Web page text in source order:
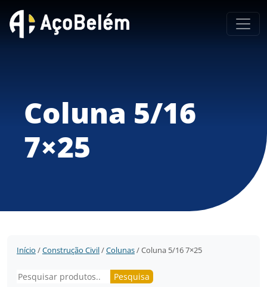
Coluna 5/16
7×25
Início /Construção Civil/Colunas/ Coluna 5/16 7×25
Pesquisar Pesquisa